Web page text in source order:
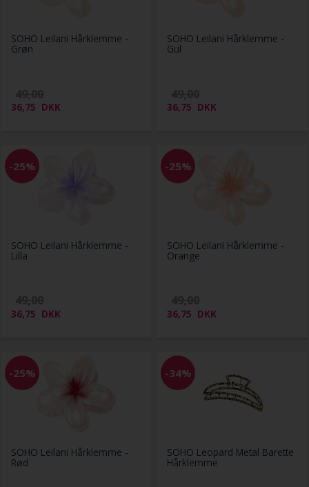
SOHO Leilani Hårklemme -
Grøn
36,75 DKK
SOHO Leilani Hårklemme -
Gul
36,75 DKK
-25%
SOHO Leilani Hårklemme -
Lilla
36,75 DKK
-25%
SOHO Leilani Hårklemme -
Orange
36,75 DKK
-25%
SOHO Leilani Hårklemme -
Rød
-34%
SOHO Leopard Metal Barette
Hårklemme